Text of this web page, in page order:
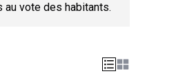
vote des habitants.